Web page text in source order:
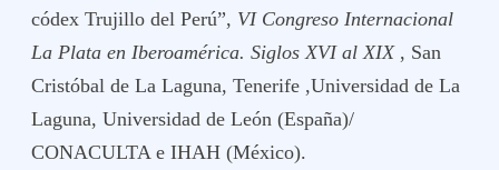
códex Trujillo del Perú”, VI Congreso Internacional
La Plata en Iberoamérica. Siglos XVI al XIX, San
Cristóbal de La Laguna, Tenerife ,Universidad de La
Laguna, Universidad de León (España)/
CONACULTA e IHAH (México).